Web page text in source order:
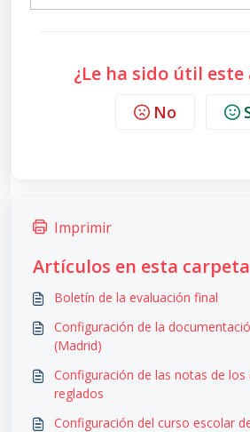
¿Le ha sido útil
No
Imprimir
Artículos en esta
Boletín de la evaluación final
Configuración de la
(Madrid)
Configuración de las notas de los
reglados
Configuración del curso escolar